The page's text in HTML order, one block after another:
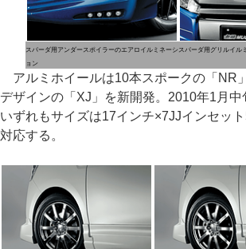
スパーダ用アンダースポイラーのエアロイルミネーシ
ョン
スパーダ用グリルイル
アルミホイールは10本スポークの「NR
デザインの「XJ」を新開発。2010年1月中
いずれもサイズは17インチ×7JJインセッ
対応する。